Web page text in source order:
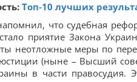
Топ-10 лучших
что судебная
приятие Закона
неотложные меры по
(ныне – Высший
в части правосудия.